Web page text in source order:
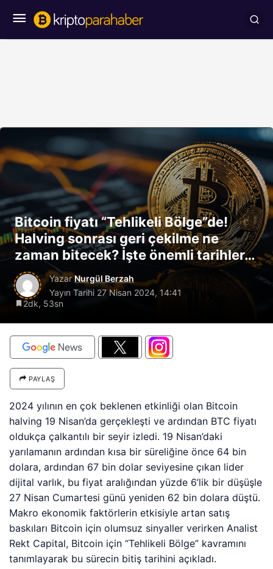
Bitcoin fiyatı “Tehlikeli Bölge”de!
Halving sonrası geri çekilme ne
zaman bitecek? İşte önemli tarihler…
YazarNurgül Berzah
Yayın Tarihi 27 Nisan 2024, 14:41
2dk, 53sn
PAYLAŞ
2024 yılının en çok beklenen etkinliği olan Bitcoin
halving 19 Nisan’da gerçekleşti ve ardından BTC fiyatı
oldukça çalkantılı bir seyir izledi. 19 Nisan’daki
yarılamanın ardından kısa bir süreliğine önce 64 bin
dolara, ardından 67 bin dolar seviyesine çıkan lider
dijital varlık, bu fiyat aralığından yüzde 6’lik bir düşüşle
27 Nisan Cumartesi günü yeniden 62 bin dolara düştü.
Makro ekonomik faktörlerin etkisiyle artan satış
baskıları Bitcoin için olumsuz sinyaller verirken Analist
Rekt Capital, Bitcoin için “Tehlikeli Bölge” kavramını
tanımlayarak bu sürecin bitiş tarihini açıkladı.